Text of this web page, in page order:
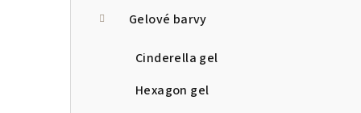
Gelové barvy
Cinderella gel
Hexagon gel